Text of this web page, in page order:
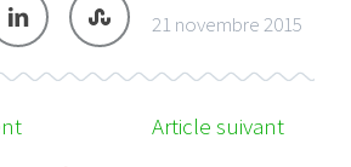
21 novembre 2015
Article suivant